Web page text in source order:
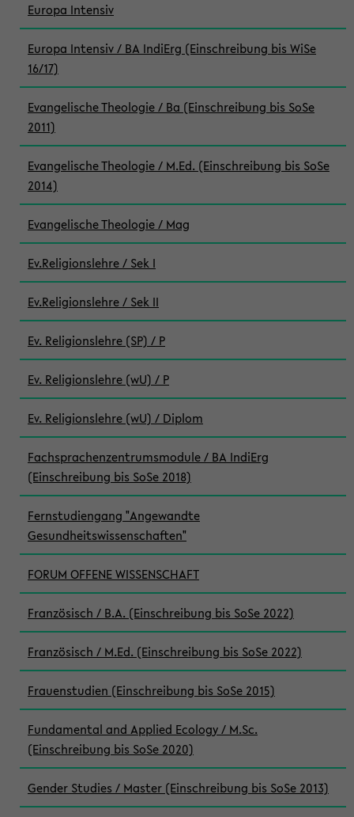
Europa Intensiv
Europa Intensiv / BA IndiErg (Einschreibung bis WiSe
16/17)
Evangelische Theologie / Ba (Einschreibung bis SoSe
2011)
Evangelische Theologie / M.Ed. (Einschreibung bis SoSe
2014)
Evangelische Theologie / Mag
Ev.Religionslehre / Sek I
Ev.Religionslehre / Sek II
Ev. Religionslehre (SP) / P
Ev. Religionslehre (wU) / P
Ev. Religionslehre (wU) / Diplom
Fachsprachenzentrumsmodule / BA IndiErg
(Einschreibung bis SoSe 2018)
Fernstudiengang "Angewandte
Gesundheitswissenschaften"
FORUM OFFENE WISSENSCHAFT
Französisch / B.A. (Einschreibung bis SoSe 2022)
Französisch / M.Ed. (Einschreibung bis SoSe 2022)
Frauenstudien (Einschreibung bis SoSe 2015)
Fundamental and Applied Ecology / M.Sc.
(Einschreibung bis SoSe 2020)
Gender Studies / Master (Einschreibung bis SoSe 2013)